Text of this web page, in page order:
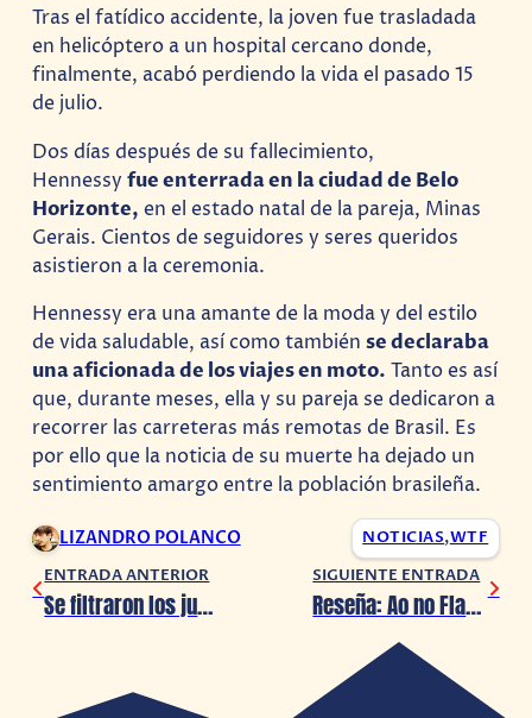
Tras el fatídico accidente, la joven fue trasladada
en helicóptero a un hospital cercano donde,
finalmente, acabó perdiendo la vida el pasado 15
de julio.
Dos días después de su fallecimiento,
Hennessyfue enterrada en la ciudad de Belo
Horizonte,en el estado natal de la pareja, Minas
Gerais. Cientos de seguidores y seres queridos
asistieron a la ceremonia.
Hennessy era una amante de la moda y del estilo
de vida saludable, así como tambiénse declaraba
una aficionada de los viajes en moto.Tanto es así
que, durante meses, ella y su pareja se dedicaron a
recorrer las carreteras más remotas de Brasil. Es
por ello que la noticia de su muerte ha dejado un
sentimiento amargo entre la población brasileña.
LIZANDRO POLANCO NOTICIAS,WTF
ENTRADA ANTERIOR
Se filtraron los juegos de PlayStation Plus para Agosto 2021
SIGUIENTE ENTRADA
Reseña: Ao no Flag #1